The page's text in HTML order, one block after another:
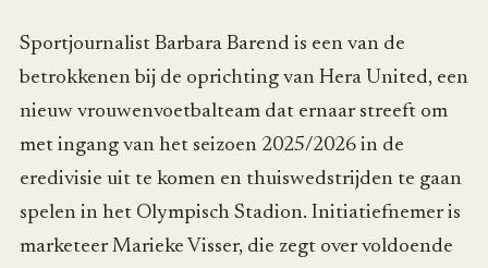
Sportjournalist Barbara Barend is een van de
betrokkenen bij de oprichting van Hera United, een
nieuw vrouwenvoetbalteam dat ernaar streeft om
met ingang van het seizoen 2025/2026 in de
eredivisie uit te komen en thuiswedstrijden te gaan
spelen in het Olympisch Stadion. Initiatiefnemer is
marketeer Marieke Visser, die zegt over voldoende